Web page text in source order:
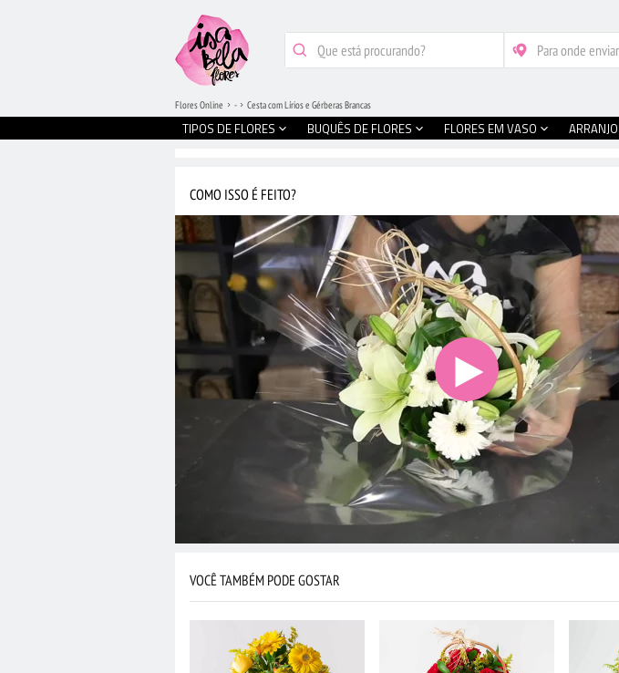
TIPOS DE FLORES BUQUÊS DE FLORES FLORES EM VASO
Flores Online - Cesta com Lírios e Gérberas Brancas
COMO ISSO É FEITO?
VOCÊ TAMBÉM PODE GOSTAR